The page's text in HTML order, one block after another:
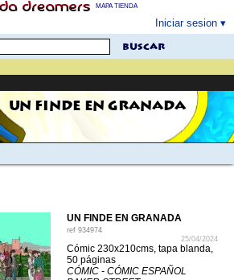
MAPA TIENDA
Iniciar sesion
buscar
UN FINDE EN GRANADA
UN FINDE EN GRANADA
ref 934974
25/04/2024
Cómic 230x210cms, tapa blanda,
50 páginas
CÓMIC - CÓMIC ESPAÑOL